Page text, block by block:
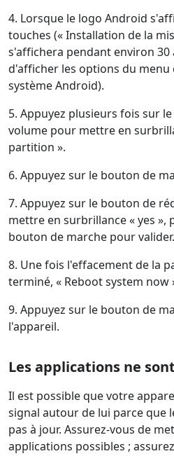
4. Lorsque le logo Android
touches (« Installation de la
s'affichera pendant environ 30
d'afficher les options du
système Android).
5. Appuyez plusieurs fois sur
volume pour mettre en
partition ».
6. Appuyez sur le bouton de
7. Appuyez sur le bouton de
mettre en surbrillance « yes »,
bouton de marche pour valider.
8. Une fois l'effacement de la
terminé, « Reboot system now
9. Appuyez sur le bouton de
l'appareil.
Les applications ne
Il est possible que votre
signal autour de lui parce que
pas à jour. Assurez-vous de
applications possibles ;